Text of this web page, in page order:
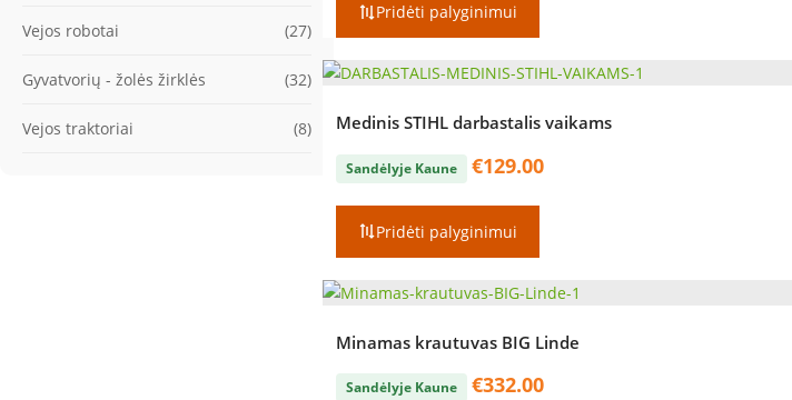
Vejos robotai (27)
Gyvatvorių - žolės žirklės (32)
Vejos traktoriai (8)
Pridėti palyginimui
Medinis STIHL darbastalis vaikams
Sandėlyje Kaune €129.00
Pridėti palyginimui
Minamas krautuvas BIG Linde
Sandėlyje Kaune €332.00